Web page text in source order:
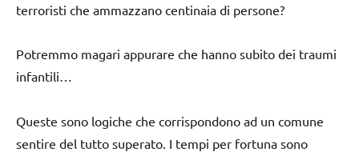
terroristi che ammazzano centinaia di persone?
Potremmo magari appurare che hanno subito dei traumi
infantili…
Queste sono logiche che corrispondono ad un comune
sentire del tutto superato. I tempi per fortuna sono